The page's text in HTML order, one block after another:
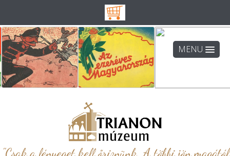
MENU
"Csak a lényeget kell őriznünk. A többi jön